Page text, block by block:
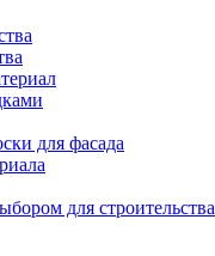
для фасада
для строительства